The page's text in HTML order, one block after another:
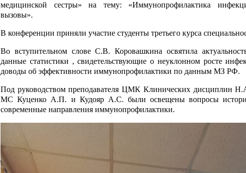
медицинской сестры» на тему: «Иммунопрофилактика
вызовы».
В конференции приняли участие студенты третьего курса
Во вступительном слове С.В. Коровашкина освятила
данные статистики , свидетельствующие о неуклонном росте
доводы об эффективности иммунопрофилактики по данным МЗ РФ.
Под руководством преподавателя ЦМК Клинических дисциплин
МС Куценко А.П. и Кудояр А.С. были освещены вопросы
современные направления иммунопрофилактики.